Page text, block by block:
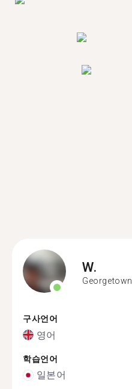
W.
Georgetown
구사언어
영어
학습언어
일본어